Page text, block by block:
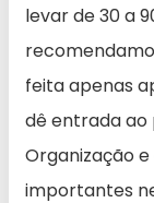
levar de 30 a
feita apenas
dê entrada ao
Organização
importantes